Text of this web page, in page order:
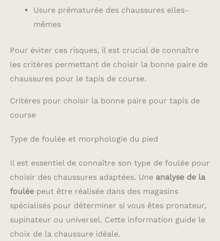
Usure prématurée des chaussures elles-
mêmes
Pour éviter ces risques, il est crucial de connaître
les critères permettant de choisir la bonne paire de
chaussures pour le tapis de course.
Critères pour choisir la bonne paire pour tapis de
course
Type de foulée et morphologie du pied
Il est essentiel de connaître son type de foulée pour
choisir des chaussures adaptées. Une analyse de la
foulée peut être réalisée dans des magasins
spécialisés pour déterminer si vous êtes pronateur,
supinateur ou universel. Cette information guide le
choix de la chaussure idéale.